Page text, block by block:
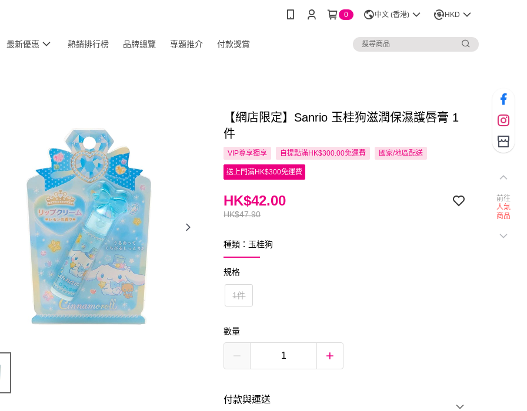
0 中文 (香港) HKD
最新優惠 熱銷排行榜 品牌總覽 專題推介 付款獎賞
【網店限定】Sanrio 玉桂狗滋潤保濕護唇膏 1
件
VIP尊享獨享 自提點滿HK$300.00免運費 國家/地區配送
送上門滿HK$300免運費
HK$47.90
HK$42.00
種類：玉桂狗
規格
1件
數量
付款與運送
前往
人氣
商品